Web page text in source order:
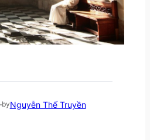
byNguyễn Thế Truyền